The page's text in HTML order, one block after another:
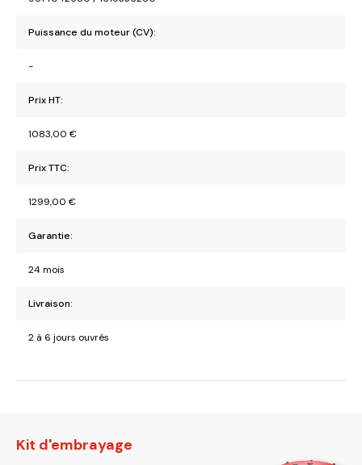
Puissance du moteur (CV):
-
Prix HT:
1083,00 €
Prix TTC:
1299,00 €
Garantie:
24 mois
Livraison:
2 à 6 jours ouvrés
Kit d'embrayage